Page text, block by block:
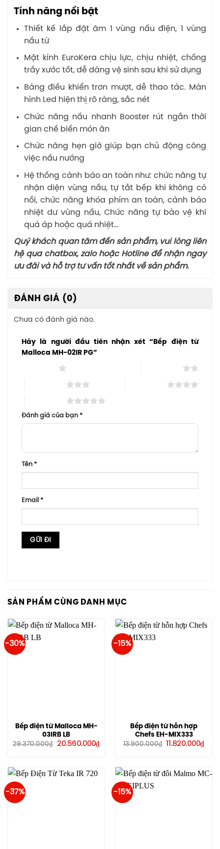
Tính năng nổi bật
Thiết kế lắp đặt âm 1 vùng nấu điện, 1 vùng
nấu từ
Mặt kính EuroKera chịu lực, chịu nhiệt, chống
trầy xước tốt, dễ dàng vệ sinh sau khi sử dụng
Bảng điều khiển trơn mượt, dễ thao tác. Màn
hình Led hiện thị rõ ràng, sắc nét
Chức năng nấu nhanh Booster rút ngắn thời
gian chế biến món ăn
Chức năng hẹn giờ giúp bạn chủ động công
việc nấu nướng
Hệ thống cảnh báo an toàn như: chức năng tự
nhận diện vùng nấu, tự tắt bếp khi không có
nồi, chức năng khóa phím an toàn, cảnh báo
nhiệt dư vùng nấu, Chức năng tự bảo vệ khi
quá áp hoặc quá nhiệt…
Quý khách quan tâm đến sản phẩm, vui lòng liên
hệ qua chatbox, zalo hoặc Hotline để nhận ngay
ưu đãi và hỗ trợ tư vấn tốt nhất về sản phẩm.
ĐÁNH GIÁ (0)
Chưa có đánh giá nào.
Hãy là người đầu tiên nhận xét “Bếp điện từ
Malloca MH-02IR PG”
Đánh giá của bạn *
Tên *
Email *
SẢN PHẨM CÙNG DANH MỤC
-30%
Bếp điện từ Malloca MH-
03IRB LB
29.370.000₫
Giá
20.560.000₫Giá
hiện
20.560.000₫.
-15%
Bếp điện từ hỗn hợp
Chefs EH-MIX333
13.900.000₫ Giá
11.820.000₫Giá
hiện
-37% -15%